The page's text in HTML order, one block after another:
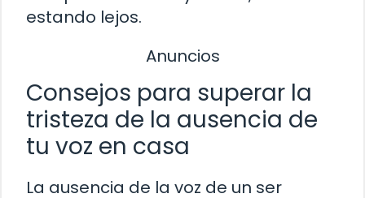
estando lejos.
Anuncios
Consejos para superar la
tristeza de la ausencia de
tu voz en casa
La ausencia de la voz de un ser